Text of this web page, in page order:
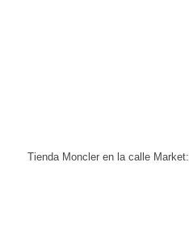
Tienda Moncler en la calle Market: